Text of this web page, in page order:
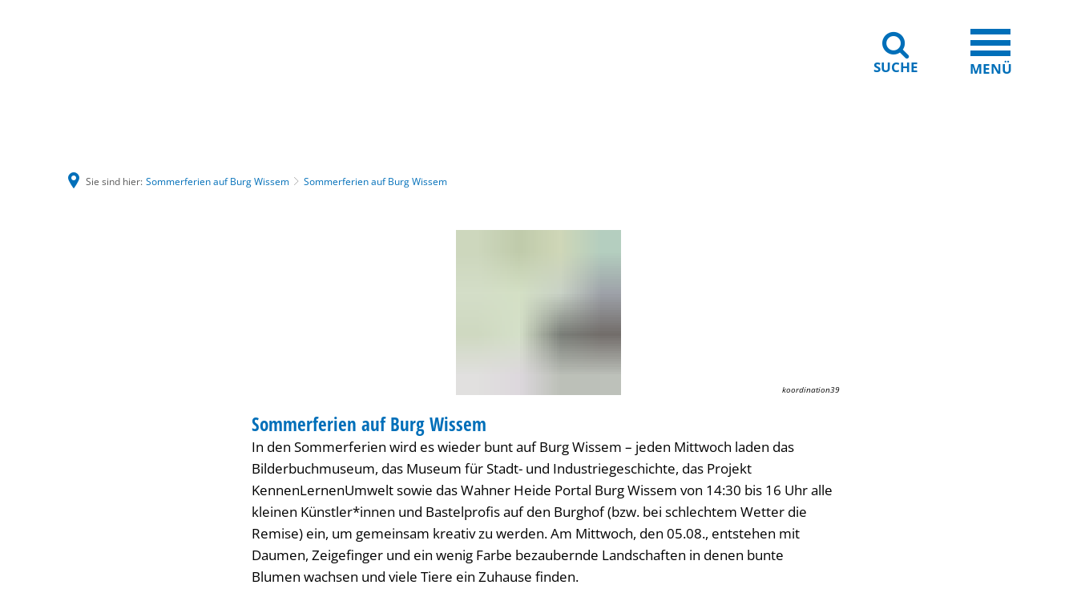
SUCHE MENÜ
Sie sind hier: Sommerferien auf Burg Wissem Sommerferien auf Burg Wissem
koordination39
KATEGORIE: FERIENANGEBOT
Sommerferien auf Burg Wissem
In den Sommerferien wird es wieder bunt auf Burg Wissem – jeden Mittwoch laden das
Bilderbuchmuseum, das Museum für Stadt- und Industriegeschichte, das Projekt
KennenLernenUmwelt sowie das Wahner Heide Portal Burg Wissem von 14:30 bis 16 Uhr alle
kleinen Künstler*innen und Bastelprofis auf den Burghof (bzw. bei schlechtem Wetter die
Remise) ein, um gemeinsam kreativ zu werden. Am Mittwoch, den 05.08., entstehen mit
Daumen, Zeigefinger und ein wenig Farbe bezaubernde Landschaften in denen bunte
Blumen wachsen und viele Tiere ein Zuhause finden.